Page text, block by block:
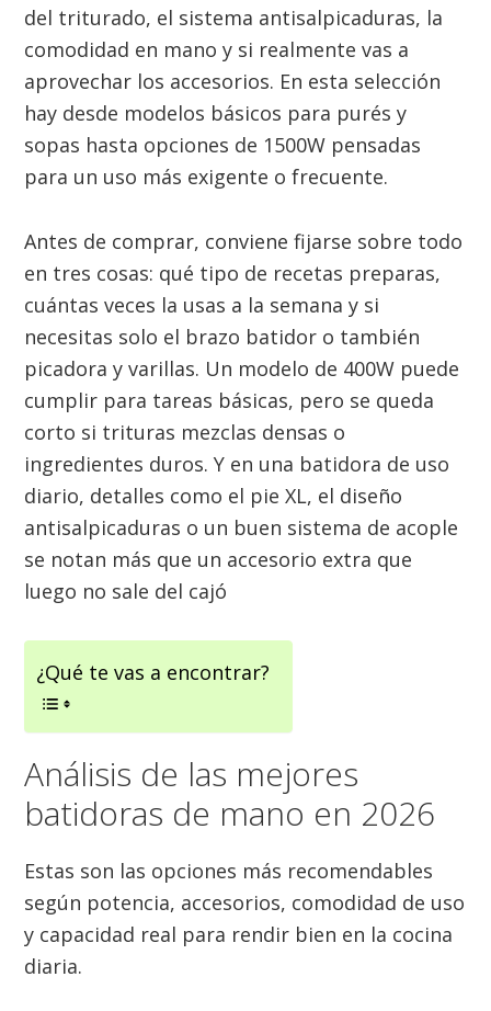
del triturado, el sistema antisalpicaduras, la
comodidad en mano y si realmente vas a
aprovechar los accesorios. En esta selección
hay desde modelos básicos para purés y
sopas hasta opciones de 1500W pensadas
para un uso más exigente o frecuente.
Antes de comprar, conviene fijarse sobre todo
en tres cosas: qué tipo de recetas preparas,
cuántas veces la usas a la semana y si
necesitas solo el brazo batidor o también
picadora y varillas. Un modelo de 400W puede
cumplir para tareas básicas, pero se queda
corto si trituras mezclas densas o
ingredientes duros. Y en una batidora de uso
diario, detalles como el pie XL, el diseño
antisalpicaduras o un buen sistema de acople
se notan más que un accesorio extra que
luego no sale del cajó
¿Qué te vas a encontrar?
Análisis de las mejores
batidoras de mano en 2026
Estas son las opciones más recomendables
según potencia, accesorios, comodidad de uso
y capacidad real para rendir bien en la cocina
diaria.